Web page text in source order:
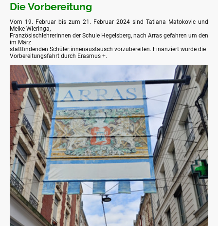
Die Vorbereitung
Vom 19. Februar bis zum 21. Februar 2024 sind Tatiana Matokovic und
Meike Wieringa,
Französischlehrerinnen der Schule Hegelsberg, nach Arras gefahren um den
im März
stattfindenden Schüler:innenaustausch vorzubereiten. Finanziert wurde die
Vorbereitungsfahrt durch Erasmus +.